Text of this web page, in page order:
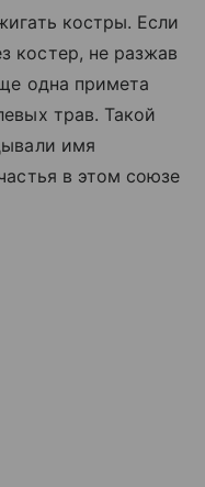
костры. Если
костер, не разжав
одна примета
трав. Такой
имя
в этом союзе